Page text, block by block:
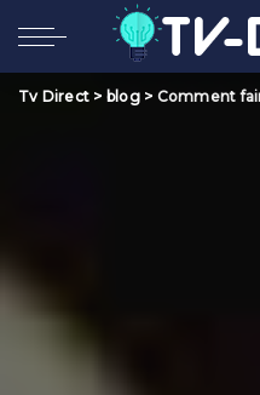
Tv Direct > blog> Comment